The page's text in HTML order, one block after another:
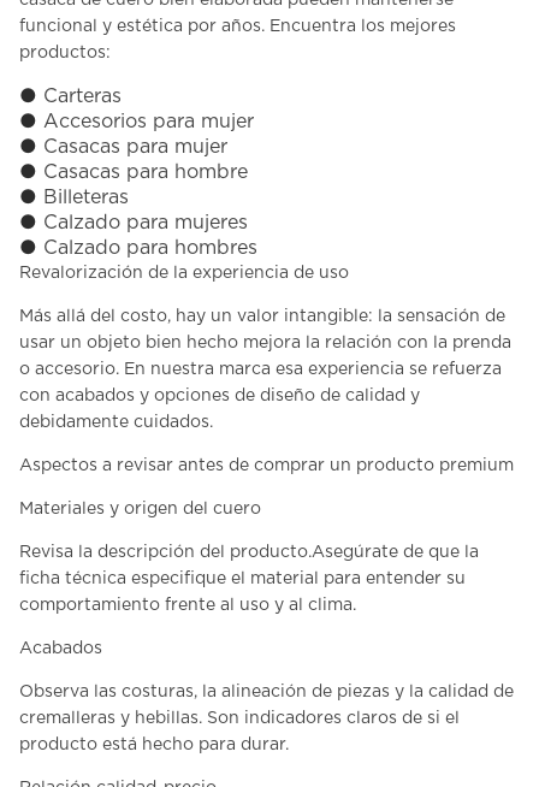
funcional y estética por años. Encuentra los mejores
productos:
● Carteras
● Accesorios para mujer
● Casacas para mujer
● Casacas para hombre
● Billeteras
● Calzado para mujeres
● Calzado para hombres
Revalorización de la experiencia de uso
Más allá del costo, hay un valor intangible: la sensación de
usar un objeto bien hecho mejora la relación con la prenda
o accesorio. En nuestra marca esa experiencia se refuerza
con acabados y opciones de diseño de calidad y
debidamente cuidados.
Aspectos a revisar antes de comprar un producto premium
Materiales y origen del cuero
Revisa la descripción del producto.Asegúrate de que la
ficha técnica especifique el material para entender su
comportamiento frente al uso y al clima.
Acabados
Observa las costuras, la alineación de piezas y la calidad de
cremalleras y hebillas. Son indicadores claros de si el
producto está hecho para durar.